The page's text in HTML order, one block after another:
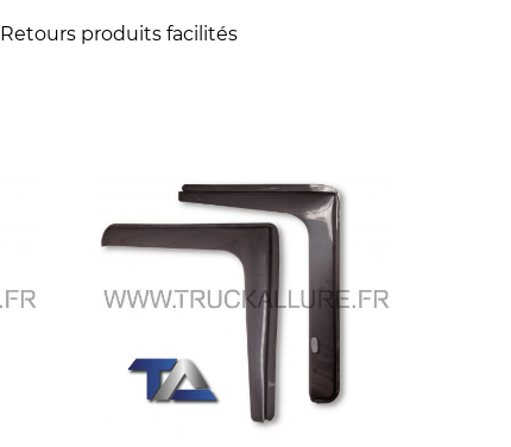
Retours produits facilités